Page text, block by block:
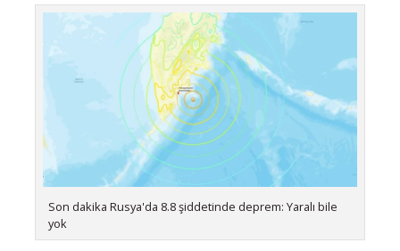
Son dakika Rusya'da 8.8 şiddetinde deprem: Yaralı bile
yok